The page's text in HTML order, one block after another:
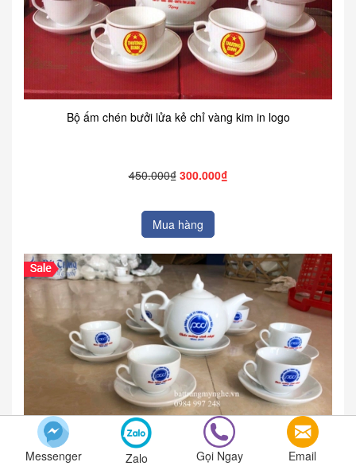
Bộ ấm chén bưởi lửa kẻ chỉ vàng kim in logo
450.000₫ 300.000₫
Mua hàng
Messenger Zalo Gọi Ngay Email